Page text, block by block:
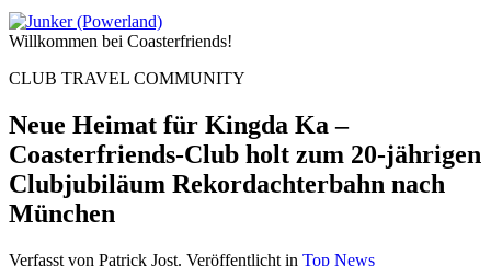
Willkommen bei Coasterfriends!
CLUB TRAVEL COMMUNITY
Neue Heimat für Kingda Ka –
Coasterfriends-Club holt zum 20-jährigen
Clubjubiläum Rekordachterbahn nach
München
Verfasst von Patrick Jost. Veröffentlicht in Top News